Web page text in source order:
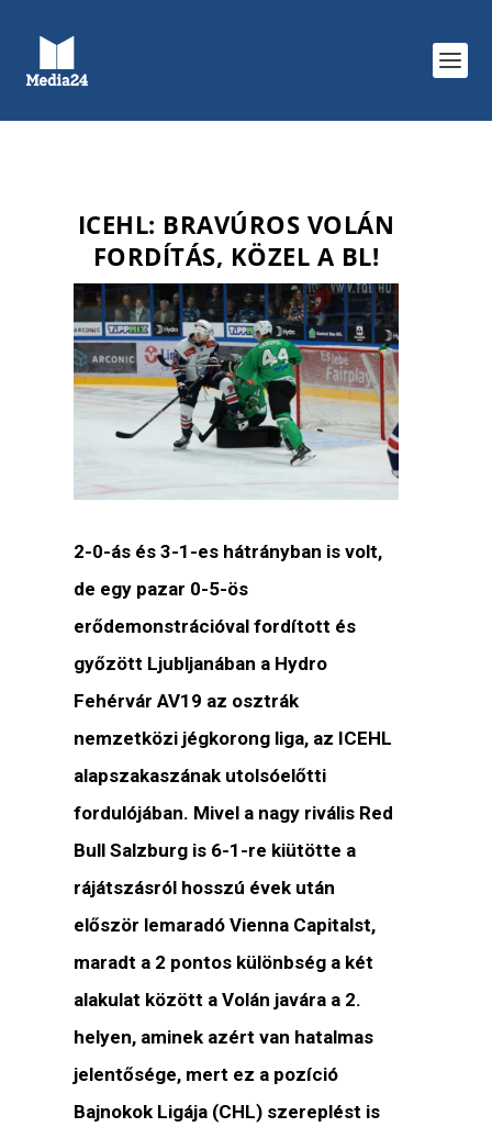
ICEHL: BRAVÚROS VOLÁN
FORDÍTÁS, KÖZEL A BL!
2-0-ás és 3-1-es hátrányban is volt,
de egy pazar 0-5-ös
erődemonstrációval fordított és
győzött Ljubljanában a Hydro
Fehérvár AV19 az osztrák
nemzetközi jégkorong liga, az ICEHL
alapszakaszának utolsóelőtti
fordulójában. Mivel a nagy rivális Red
Bull Salzburg is 6-1-re kiütötte a
rájátszásról hosszú évek után
először lemaradó Vienna Capitalst,
maradt a 2 pontos különbség a két
alakulat között a Volán javára a 2.
helyen, aminek azért van hatalmas
jelentősége, mert ez a pozíció
Bajnokok Ligája (CHL) szereplést is